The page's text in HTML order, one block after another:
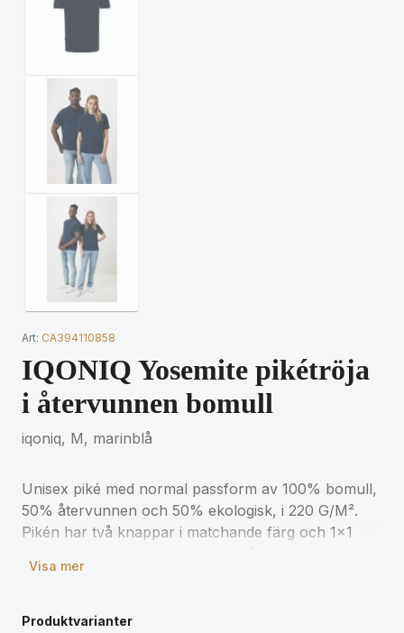
Art: CA394110858
IQONIQ Yosemite pikétröja
i återvunnen bomull
iqoniq, M, marinblå
Unisex piké med normal passform av 100% bomull,
50% återvunnen och 50% ekologisk, i 220 G/M².
Pikén har två knappar i matchande färg och 1x1
ekologiskt material och påståenden om
disruptiva fysiska spårare och blockkedjeteknik.
Visa mer
Produktvarianter